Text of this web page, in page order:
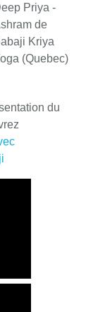
Priya -
de
Kriya
(Quebec)
du